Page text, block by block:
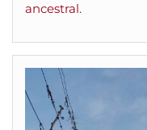
ancestral.